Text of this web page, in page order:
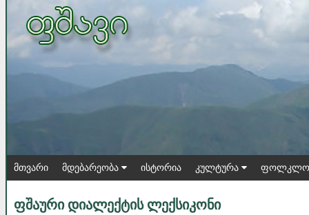
მთვარი მდებარეობა ისტორია კულტურა
ფშაური დიალექტის ლექსიკონი